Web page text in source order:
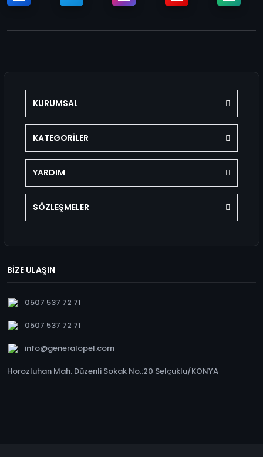
KURUMSAL
KATEGORİLER
YARDIM
SÖZLEŞMELER
BİZE ULAŞIN
0507 537 72 71
0507 537 72 71
info@generalopel.com
Horozluhan Mah. Düzenli Sokak No.:20 Selçuklu/KONYA